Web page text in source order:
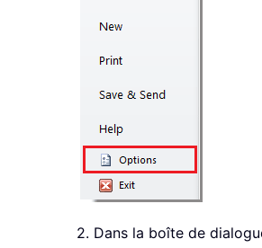
2. Dans la boîte de